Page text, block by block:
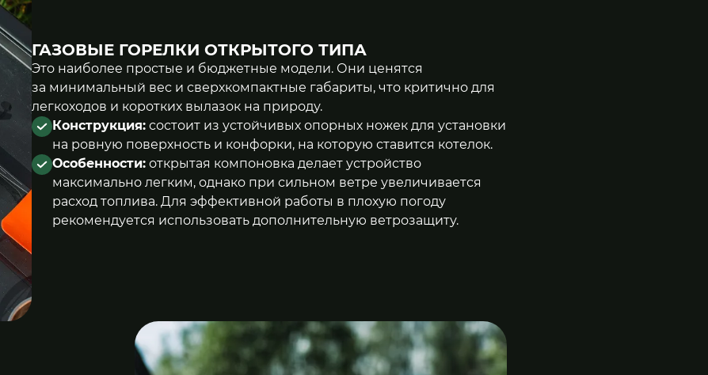
ГАЗОВЫЕ ГОРЕЛКИ ОТКРЫТОГО ТИПА
Это наиболее простые и бюджетные модели. Они ценятся
за минимальный вес и сверхкомпактные габариты, что критично для
легкоходов и коротких вылазок на природу.
Конструкция: состоит из устойчивых опорных ножек для установки
на ровную поверхность и конфорки, на которую ставится котелок.
Особенности: открытая компоновка делает устройство
максимально легким, однако при сильном ветре увеличивается
расход топлива. Для эффективной работы в плохую погоду
рекомендуется использовать дополнительную ветрозащиту.